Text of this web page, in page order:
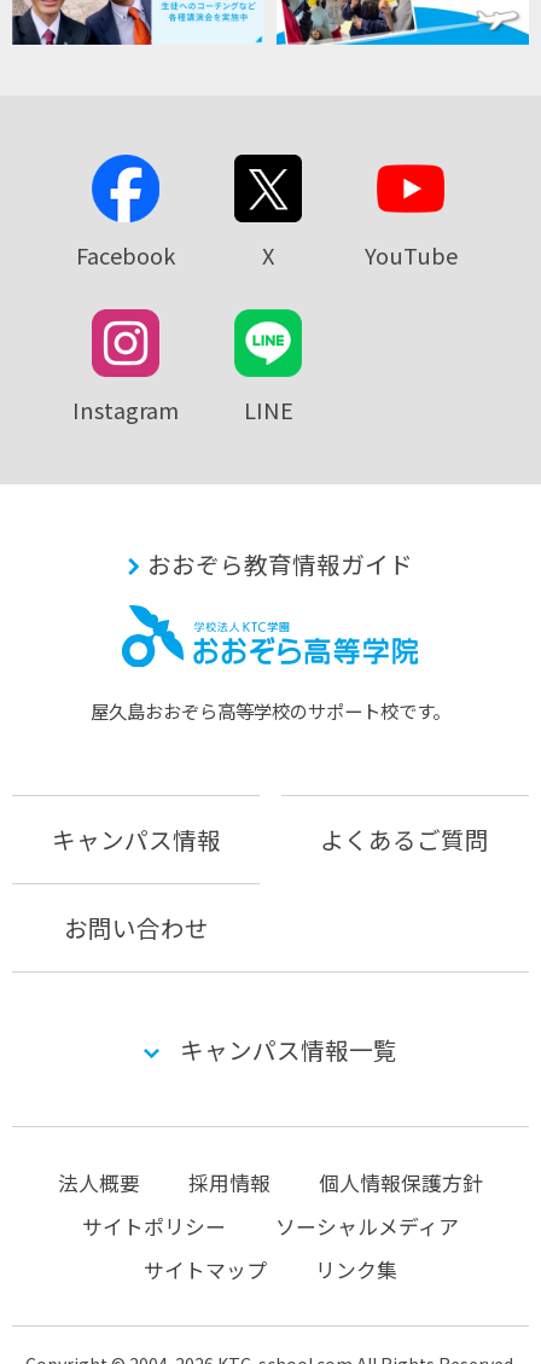
Facebook X YouTube
Instagram LINE
おおぞら教育情報ガイド
屋久島おおぞら⾼等学校のサポート校です。
キャンパス情報 よくあるご質問
お問い合わせ
キャンパス情報一覧
法人概要 採用情報
個人情報保護方針
サイトポリシー
ソーシャルメディア
サイトマップ
リンク集